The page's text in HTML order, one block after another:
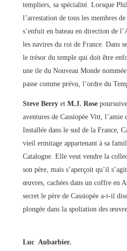
templiers, sa spécialité. Lorsque
l’arrestation de tous les membres
s’enfuit en bateau en direction de
les navires du roi de France. Dans
le trésor du temple qui doit être
une ile du Nouveau Monde
passe comme prévu, l’ordre du
Steve Berry et M.J. Rose
aventures de Cassiopée Vitt, l’amie
Installée dans le sud de la France,
vieil ermitage appartenant à sa
Catalogne. Elle veut vendre la
son père, mais s’aperçoit qu’il
œuvres, cachées dans un coffre en
secret le père de Cassiopée a-t-il
plongée dans la spoliation des
Luc Aubarbier.